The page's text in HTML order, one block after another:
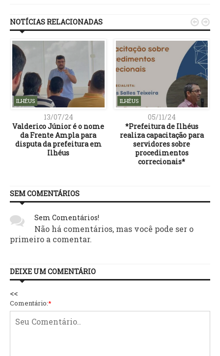
NOTÍCIAS RELACIONADAS
ILHÉUS
13/07/24
Valderico Júnior é o nome
da Frente Ampla para
disputa da prefeitura em
Ilhéus
ILHÉUS
05/11/24
*Prefeitura de Ilhéus
realiza capacitação para
servidores sobre
procedimentos
correcionais*
 
SEM COMENTÁRIOS
Sem Comentários!
Não há comentários, mas você pode ser o
primeiro a comentar.
DEIXE UM COMENTÁRIO
<<
Comentário:*